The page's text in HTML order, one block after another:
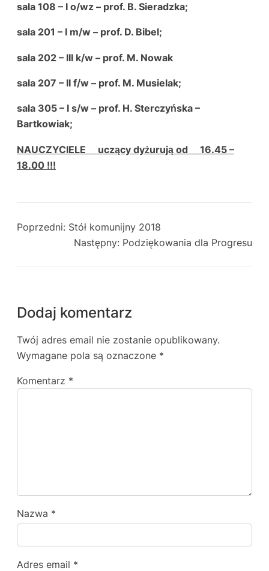
sala 108 – I o/wz – prof. B. Sieradzka;
sala 201 – I m/w – prof. D. Bibel;
sala 202 – III k/w – prof. M. Nowak
sala 207 – II f/w – prof. M. Musielak;
sala 305 – I s/w – prof. H. Sterczyńska –
Bartkowiak;
NAUCZYCIELE uczący dyżurują od 16.45 –
18.00 !!!
Poprzedni: Stół komunijny 2018
Następny: Podziękowania dla Progresu
Dodaj komentarz
Twój adres email nie zostanie opublikowany.
Wymagane pola są oznaczone *
Komentarz *
Nazwa *
Adres email *